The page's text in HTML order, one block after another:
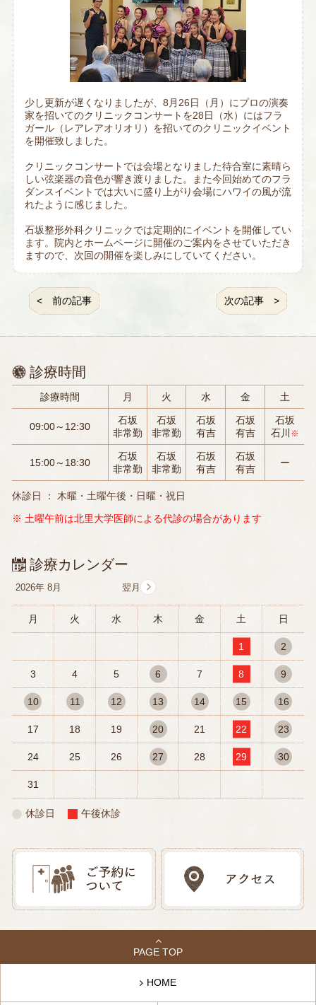
少し更新が遅くなりましたが、8月26日（月）にプロの演奏
家を招いてのクリニックコンサートを28日（水）にはフラ
ガール（レアレアオリオリ）を招いてのクリニックイベント
を開催致しました。
クリニックコンサートでは会場となりました待合室に素晴ら
しい弦楽器の音色が響き渡りました。また今回始めてのフラ
ダンスイベントでは大いに盛り上がり会場にハワイの風が流
れたように感じました。
石坂整形外科クリニックでは定期的にイベントを開催してい
ます。院内とホームページに開催のご案内をさせていただき
ますので、次回の開催を楽しみにしていてください。
前の記事 次の記事
診療時間
診療時間 月 火 水 金 土
09:00～12:30
石坂
非常勤
石坂
非常勤
石坂
有吉
石坂
有吉
石坂
石川 ※
15:00～18:30
石坂
非常勤
石坂
非常勤
石坂
有吉
石坂
有吉
ー
休診日 ： 木曜・土曜午後・日曜・祝日
※ 土曜午前は北里大学医師による代診の場合があります
診療カレンダー
2026年 8月
月 火 水 木 金 土 日
1 2
3 4 5 6 7 8 9
10 11 12 13 14 15 16
17 18 19 20 21 22 23
24 25 26 27 28 29 30
31
休診日 午後休診
PAGE TOP
HOME